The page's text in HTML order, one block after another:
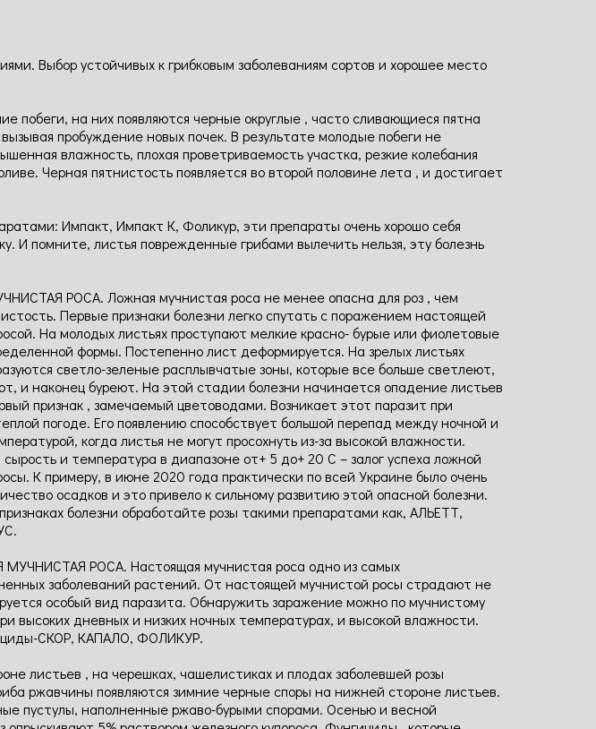
Выбор устойчивых к грибковым заболеваниям сортов и хорошее место
на них появляются черные округлые , часто сливающиеся пятна
пробуждение новых почек. В результате молодые побеги не
влажность, плохая проветриваемость участка, резкие колебания
Черная пятнистость появляется во второй половине лета , и достигает
Импакт, Импакт К, Фоликур, эти препараты очень хорошо себя
И помните, листья поврежденные грибами вылечить нельзя, эту болезнь
РОСА. Ложная мучнистая роса не менее опасна для роз , чем
Первые признаки болезни легко спутать с поражением настоящей
На молодых листьях проступают мелкие красно- бурые или фиолетовые
формы. Постепенно лист деформируется. На зрелых листьях
светло-зеленые расплывчатые зоны, которые все больше светлеют,
и наконец буреют. На этой стадии болезни начинается опадение листьев
признак , замечаемый цветоводами. Возникает этот паразит при
погоде. Его появлению способствует большой перепад между ночной и
когда листья не могут просохнуть из-за высокой влажности.
и температура в диапазоне от+ 5 до+ 20 С – залог успеха ложной
К примеру, в июне 2020 года практически по всей Украине было очень
осадков и это привело к сильному развитию этой опасной болезни.
болезни обработайте розы такими препаратами как, АЛЬЕТТ,
РОСА. Настоящая мучнистая роса одно из самых
заболеваний растений. От настоящей мучнистой росы страдают не
особый вид паразита. Обнаружить заражение можно по мучнистому
высоких дневных и низких ночных температурах, и высокой влажности.
СКОР, КАПАЛО, ФОЛИКУР.
листьев , на черешках, чашелистиках и плодах заболевшей розы
ржавчины появляются зимние черные споры на нижней стороне листьев.
пустулы, наполненные ржаво-бурыми спорами. Осенью и весной